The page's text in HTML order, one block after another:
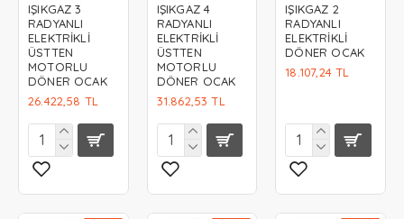
IŞIKGAZ 3
RADYANLI
ELEKTRİKLİ
ÜSTTEN
MOTORLU
DÖNER OCAK
26.422,58 TL
IŞIKGAZ 4
RADYANLI
ELEKTRİKLİ
ÜSTTEN
MOTORLU
DÖNER OCAK
31.862,53 TL
IŞIKGAZ 2
RADYANLI
ELEKTRİKLİ
DÖNER OCAK
18.107,24 TL